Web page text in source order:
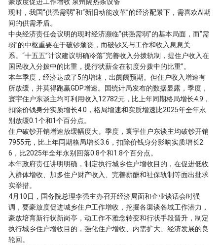
豪放度促进工作增收 泉州隔热条设备
现时，我国“供强需弱”和“新旧动能改革”的经济配景下，需喜欢AI期
间的供需矛盾。
中央经济责任会议明的现时经济濒临“供强需弱”的基本局面，而“需
弱”的中枢重要在于破钞颓丧，而破钞又与工作和收入息息关
系。“十五五”计议建议明确冷落“完善收入分拨轨制，提住户收入在
国民收入分拨中的比重，提行状薪金在初度分拨中的比重”。
本年季度，经济达成了5的增速，出阛阓预期。但住户收入增速有
所放缓，并莫得跑赢GDP增速。国统计局发布的数据显露，季度，
寰宇住户东谈主均可利用收入12782元，比上年同期格局增长4.9，
扣除价钱身分实质增长4.0，格局增速和实质增速比2025年全年永
别放缓0.1个和1个百分点。
住户破钞开销增速放缓幅度大。季度，寰宇住户东谈主均破钞开销
7955元，比上年同期格局增长3.6，扣除价钱身分影响实质增长2.
6，比2025年全年永别回落0.8个和1.8个百分点。
本年政府责任讲明明确，制定执行城乡住户增收目的，在促进低收
入群体增收、加多住户财产收入、完善薪酬和社保轨制等面出批求
实举措。
4月10日，国务院总理李强主办召开经济局面和企业谈话会时强
调，要豪放度促进城乡住户工作增收，挖掘各渠谈各域工作潜力，
豪放培育新行状新岗亭，动工作不雅念转变和行状手段晋升，制定
执行城乡住户增收目的，强化住户增收、内需扩大、经济发展的良
轮回。